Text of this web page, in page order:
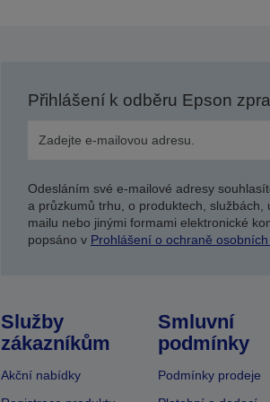
Přihlášení k odběru Epson
Odesláním své e-mailové adresy
a průzkumů trhu, o produktech,
mailu nebo jinými formami elektronické
popsáno v Prohlášení o ochraně
Služby
zákazníkům
Akční nabídky
Smluvní
podmínky
Podmínky prodeje